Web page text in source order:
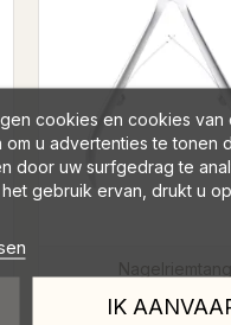
cookies en cookies van
u advertenties te tonen
door uw surfgedrag te
gebruik ervan, drukt u
IK